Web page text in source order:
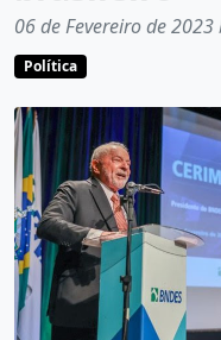
06 de Fevereiro de
Política